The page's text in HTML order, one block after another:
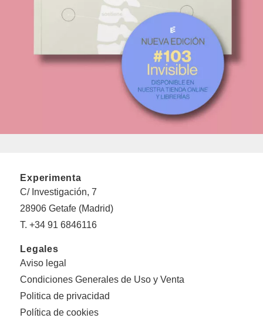
Experimenta
C/ Investigación, 7
28906 Getafe (Madrid)
T. +34 91 6846116
Legales
Aviso legal
Condiciones Generales de Uso y Venta
Politica de privacidad
Política de cookies